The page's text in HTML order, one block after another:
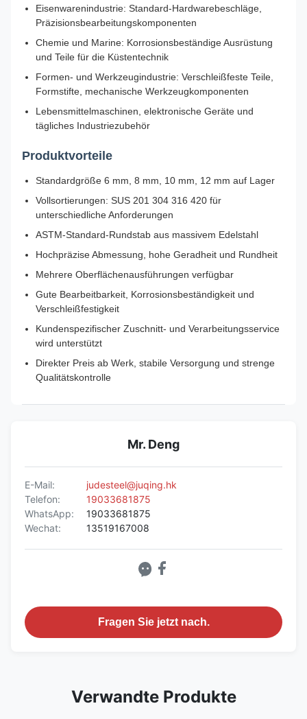
Eisenwarenindustrie: Standard-Hardwarebeschläge,
Präzisionsbearbeitungskomponenten
Chemie und Marine: Korrosionsbeständige Ausrüstung
und Teile für die Küstentechnik
Formen- und Werkzeugindustrie: Verschleißfeste Teile,
Formstifte, mechanische Werkzeugkomponenten
Lebensmittelmaschinen, elektronische Geräte und
tägliches Industriezubehör
Produktvorteile
Standardgröße 6 mm, 8 mm, 10 mm, 12 mm auf Lager
Vollsortierungen: SUS 201 304 316 420 für
unterschiedliche Anforderungen
ASTM-Standard-Rundstab aus massivem Edelstahl
Hochpräzise Abmessung, hohe Geradheit und Rundheit
Mehrere Oberflächenausführungen verfügbar
Gute Bearbeitbarkeit, Korrosionsbeständigkeit und
Verschleißfestigkeit
Kundenspezifischer Zuschnitt- und Verarbeitungsservice
wird unterstützt
Direkter Preis ab Werk, stabile Versorgung und strenge
Qualitätskontrolle
Mr. Deng
E-Mail:
judesteel@juqing.hk
Telefon:
19033681875
WhatsApp:
19033681875
Wechat:
13519167008
Fragen Sie jetzt nach.
Verwandte Produkte